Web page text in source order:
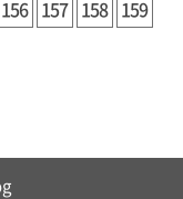
156 157 158 159